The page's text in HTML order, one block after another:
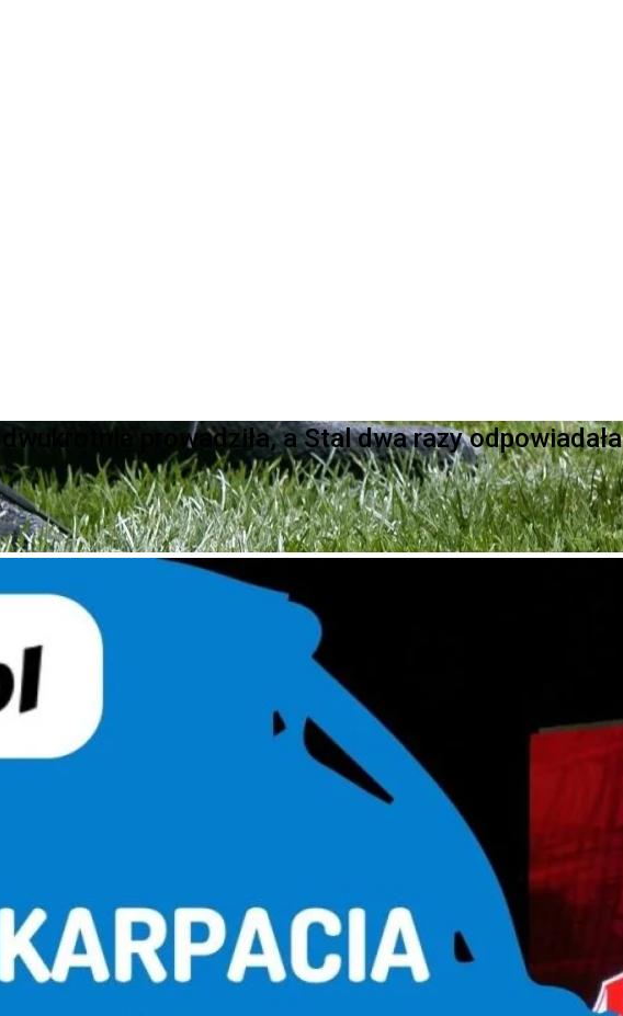
prowadziła, a Stal dwa razy odpowiadała